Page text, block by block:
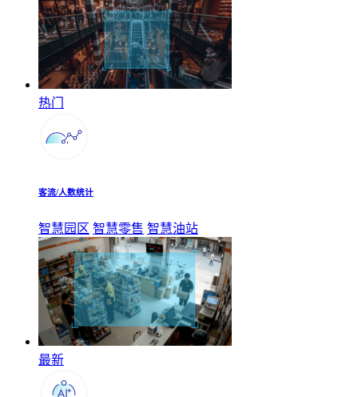
热门
客流/人数统计
智慧园区 智慧零售 智慧油站
最新